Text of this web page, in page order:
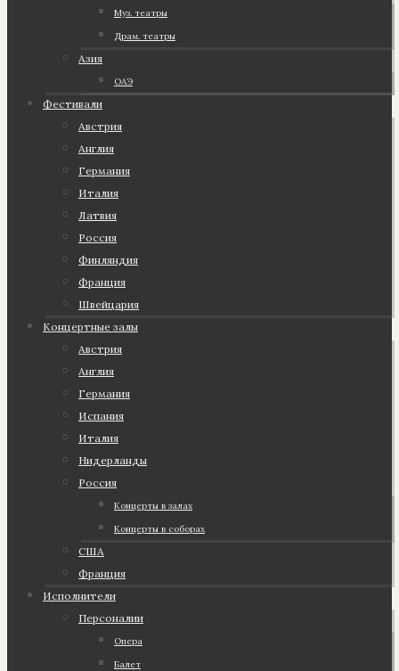
Муз. театры
Драм. театры
Азия
ОАЭ
Фестивали
Австрия
Англия
Германия
Италия
Латвия
Россия
Финляндия
Франция
Швейцария
Концертные залы
Австрия
Англия
Германия
Испания
Италия
Нидерланды
Россия
Концерты в залах
Концерты в соборах
США
Франция
Исполнители
Персоналии
Опера
Балет